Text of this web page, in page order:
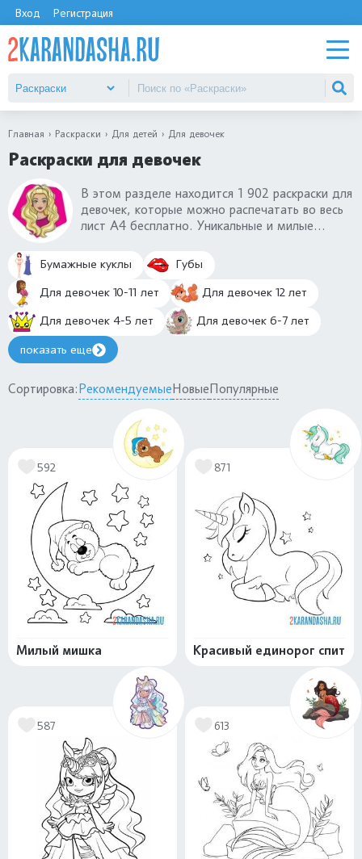
Вход Регистрация
Главная Раскраски Для детей Для девочек
Раскраски для девочек
В этом разделе находится 1 902 раскраски для
девочек, которые можно распечатать во весь
лист А4 бесплатно. Уникальные и милые
восторге. Посмотрите, какой огромный выбор
картинок-раскрасок для девочек: принцессы,
куклы ЛОЛ, барби, русалки и т.д. Раскраски
для девочек переносят в мир волшебства и
красоты.
Бумажные куклы
Губы
Для девочек 10-11 лет
Для девочек 12 лет
Для девочек 4-5 лет
Для девочек 6-7 лет
показать еще
Сортировка:РекомендуемыеНовыеПопулярные
592
Милый мишка
871
Красивый единорог спит
587 613